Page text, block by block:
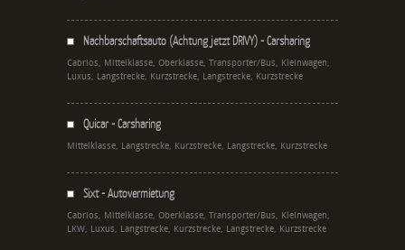
Nachbarschaftsauto (Achtung jetzt DRIVY) - Carsharing
Cabrios, Mittelklasse, Oberklasse, Transporter/Bus, Kleinwagen,
Luxus, Langstrecke, Kurzstrecke, Langstrecke, Kurzstrecke
Quicar - Carsharing
Mittelklasse, Langstrecke, Kurzstrecke, Langstrecke, Kurzstrecke
Sixt - Autovermietung
Cabrios, Mittelklasse, Oberklasse, Transporter/Bus, Kleinwagen,
LKW, Luxus, Langstrecke, Kurzstrecke, Langstrecke, Kurzstrecke